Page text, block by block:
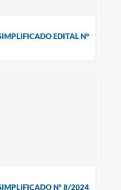
EDITAL N°
Nº 8/2024